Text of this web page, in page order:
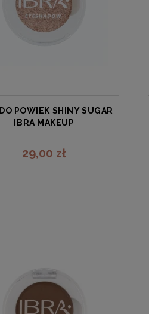
POWIEK SHINY SUGAR
IBRA MAKEUP
IBRA
29,00 zł